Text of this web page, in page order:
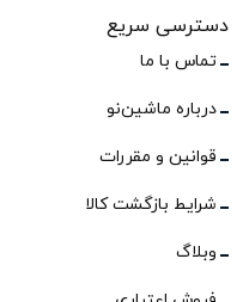
دسترسی سریع
تماس با ما
درباره ماشین‌نو
قوانین و مقررات
شرایط بازگشت کالا
وبلاگ